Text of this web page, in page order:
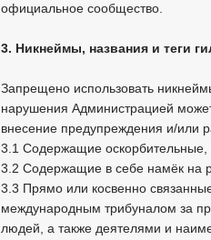
официальное сообщество.
3. Никнеймы, названия и теги
Запрещено использовать
нарушения Администрацией
внесение предупреждения и/
3.1 Содержащие
3.2 Содержащие в себе намёк на
3.3 Прямо или косвенно
международным трибуналом за
людей, а также деятелями и